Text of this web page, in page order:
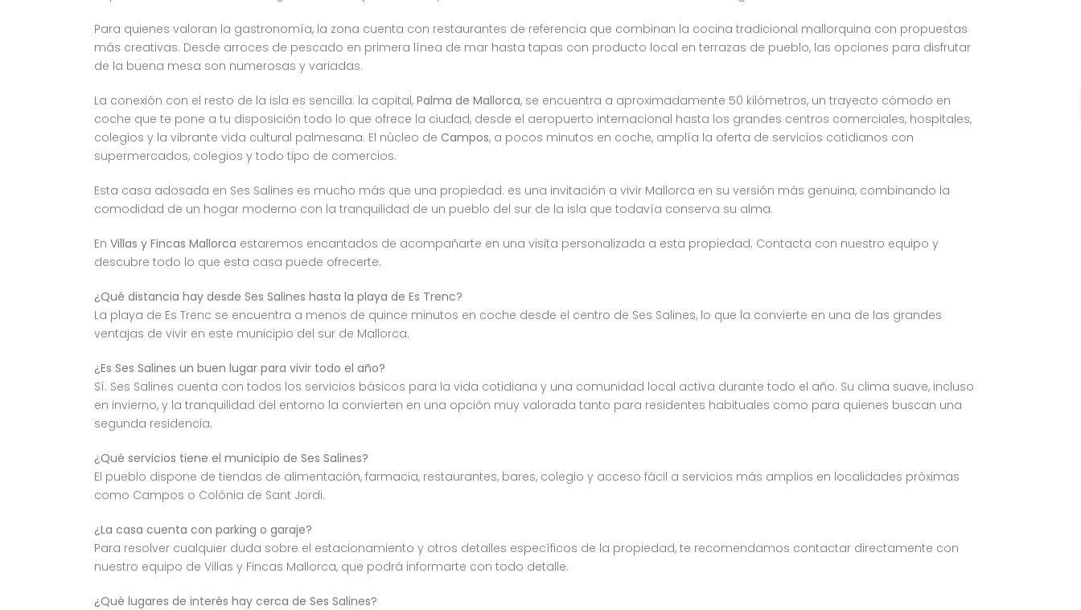
Para quienes valoran la gastronomía, la zona cuenta con restaurantes de referencia que combinan la cocina tradicional mallorquina con propuestas
más creativas. Desde arroces de pescado en primera línea de mar hasta tapas con producto local en terrazas de pueblo, las opciones para disfrutar
de la buena mesa son numerosas y variadas.
La conexión con el resto de la isla es sencilla: la capital, Palma de Mallorca, se encuentra a aproximadamente 50 kilómetros, un trayecto cómodo en
coche que te pone a tu disposición todo lo que ofrece la ciudad, desde el aeropuerto internacional hasta los grandes centros comerciales, hospitales,
colegios y la vibrante vida cultural palmesana. El núcleo de Campos, a pocos minutos en coche, amplía la oferta de servicios cotidianos con
supermercados, colegios y todo tipo de comercios.
Esta casa adosada en Ses Salines es mucho más que una propiedad: es una invitación a vivir Mallorca en su versión más genuina, combinando la
comodidad de un hogar moderno con la tranquilidad de un pueblo del sur de la isla que todavía conserva su alma.
En Villas y Fincas Mallorca estaremos encantados de acompañarte en una visita personalizada a esta propiedad. Contacta con nuestro equipo y
descubre todo lo que esta casa puede ofrecerte.
¿Qué distancia hay desde Ses Salines hasta la playa de Es Trenc?
La playa de Es Trenc se encuentra a menos de quince minutos en coche desde el centro de Ses Salines, lo que la convierte en una de las grandes
ventajas de vivir en este municipio del sur de Mallorca.
¿Es Ses Salines un buen lugar para vivir todo el año?
Sí. Ses Salines cuenta con todos los servicios básicos para la vida cotidiana y una comunidad local activa durante todo el año. Su clima suave, incluso
en invierno, y la tranquilidad del entorno la convierten en una opción muy valorada tanto para residentes habituales como para quienes buscan una
segunda residencia.
¿Qué servicios tiene el municipio de Ses Salines?
El pueblo dispone de tiendas de alimentación, farmacia, restaurantes, bares, colegio y acceso fácil a servicios más amplios en localidades próximas
como Campos o Colònia de Sant Jordi.
¿La casa cuenta con parking o garaje?
Para resolver cualquier duda sobre el estacionamiento y otros detalles específicos de la propiedad, te recomendamos contactar directamente con
nuestro equipo de Villas y Fincas Mallorca, que podrá informarte con todo detalle.
¿Qué lugares de interés hay cerca de Ses Salines?